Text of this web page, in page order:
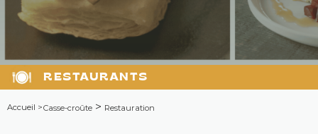
RESTAURANTS
Accueil >Casse-croûte > Restauration